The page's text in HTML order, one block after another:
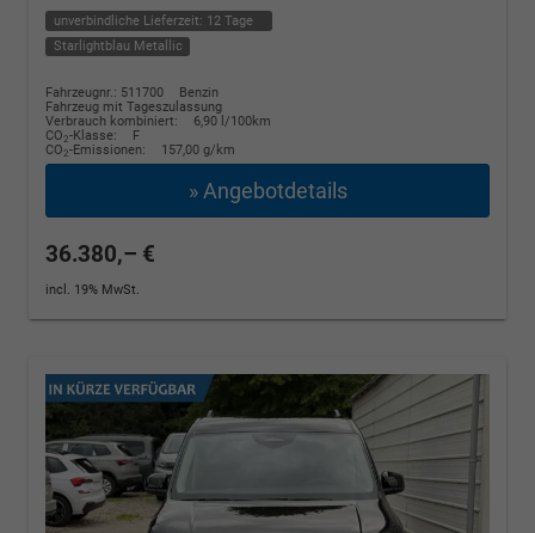
unverbindliche Lieferzeit: 12 Tage
Starlightblau Metallic
Fahrzeugnr.: 511700
Benzin
Fahrzeug mit Tageszulassung
Verbrauch kombiniert:
6,90 l/100km
CO2-Klasse:
F
CO2-Emissionen: 157,00 g/km
» Angebotdetails
36.380,– €
incl. 19% MwSt.